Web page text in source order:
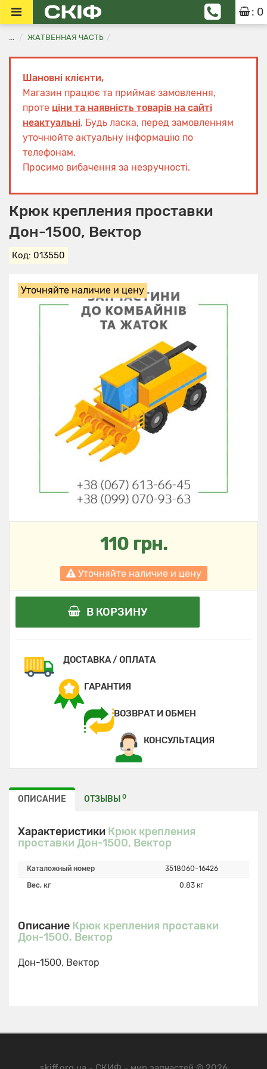
: 0
... ЖАТВЕННАЯ ЧАСТЬ
Шановні клієнти,
Магазин працює та приймає замовлення,
проте ціни та наявність товарів на сайті
неактуальні. Будь ласка, перед замовленням
уточнюйте актуальну інформацію по
телефонам.
Просимо вибачення за незручності.
Крюк крепления проставки
Дон-1500, Вектор
Код: 013550
Уточняйте наличие и цену
110 грн.
Уточняйте наличие и цену
В КОРЗИНУ
ДОСТАВКА / ОПЛАТА
ГАРАНТИЯ
ВОЗВРАТ И ОБМЕН
КОНСУЛЬТАЦИЯ
ОПИСАНИЕ ОТЗЫВЫ 0
Характеристики Крюк крепления
проставки Дон-1500, Вектор
Каталожный номер
3518060-16426
Вес, кг
0.83 кг
Описание Крюк крепления проставки
Дон-1500, Вектор
Дон-1500, Вектор